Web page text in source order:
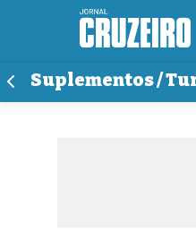
Suplementos /